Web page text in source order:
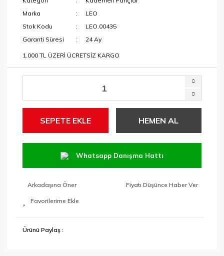
Marka
LEO
Stok Kodu
LEO.00435
Garanti Süresi
24 Ay
1.000 TL ÜZERİ ÜCRETSİZ KARGO
SEPETE EKLE HEMEN AL
Whatsapp Danışma Hattı
Arkadaşına Öner Fiyatı Düşünce Haber Ver
Ürünü Paylaş :